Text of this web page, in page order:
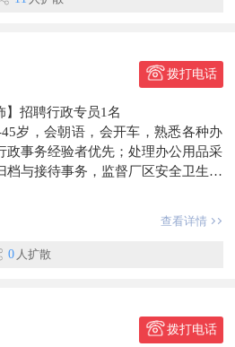
拨打电话
】招聘行政专员1名
岁，会朝语，会开车，熟悉各种办
政事务经验者优先；处理办公用品采
档与接待事务，监督厂区安全卫生，
及外籍人员翻译支持。
宿，缴纳五险，员工内购福利等。
看到的~
查看详情
0 人扩散
拨打电话